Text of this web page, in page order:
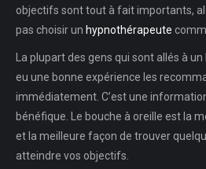
objectifs sont tout à fait importants,
pas choisir un hypnothérapeute
La plupart des gens qui sont allés à un
eu une bonne expérience les
immédiatement. C’est une
bénéfique. Le bouche à oreille est la
et la meilleure façon de trouver
atteindre vos objectifs.